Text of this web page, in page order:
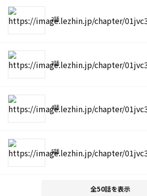
2話
3話
4話
5話
全50話を表示